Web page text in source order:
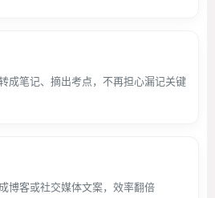
成笔记、摘出考点，不再担心漏记关键
博客或社交媒体文案，效率翻倍